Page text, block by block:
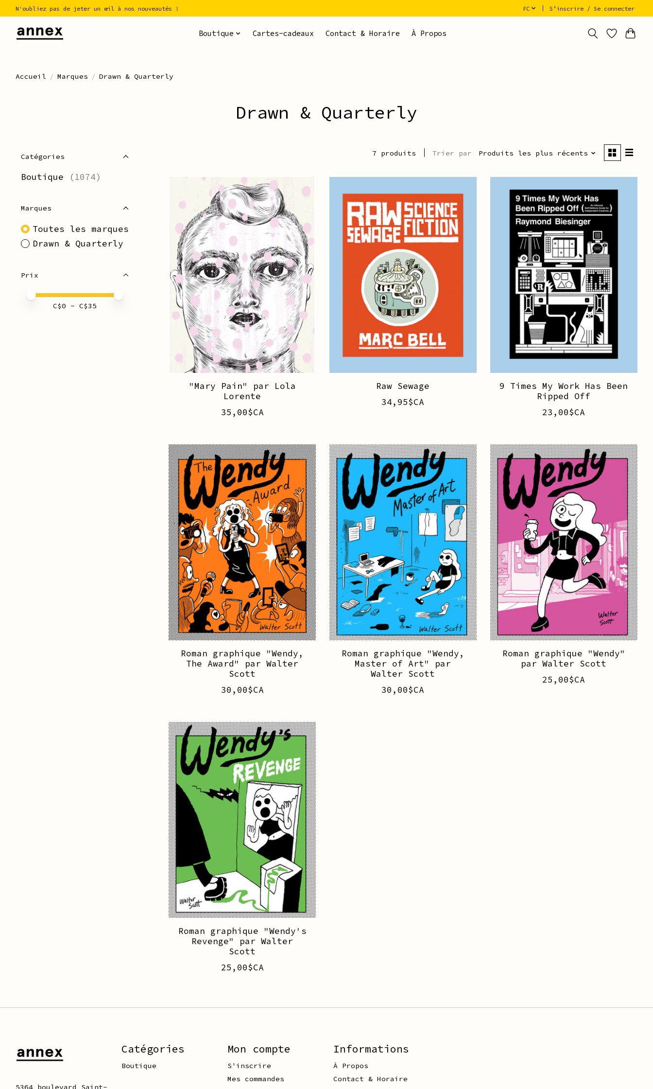
N'oubliez pas de jeter un œil à nos nouveautés ! FC S’inscrire / Se connecter
Boutique Cartes-cadeaux Contact & Horaire À Propos
Accueil / Marques / Drawn & Quarterly
Drawn & Quarterly
Catégories
Boutique (1074)
Marques
Toutes les marques
Drawn & Quarterly
Prix
Prix minimum
Price maximum value
C$0 - C$35
7 produits Trier par Produits les plus récents
"Mary Pain" par Lola
Lorente
35,00$CA
Raw Sewage
34,95$CA
9 Times My Work Has Been
Ripped Off
23,00$CA
Roman graphique "Wendy,
The Award" par Walter
Scott
30,00$CA
Roman graphique "Wendy,
Master of Art" par
Walter Scott
30,00$CA
Roman graphique "Wendy"
par Walter Scott
25,00$CA
Roman graphique "Wendy's
Revenge" par Walter
Scott
25,00$CA
5364 boulevard Saint-
Catégories
Boutique
Mon compte
S'inscrire
Mes commandes
Informations
À Propos
Contact & Horaire